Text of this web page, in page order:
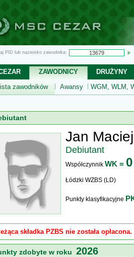
PID lub nazwisko zawodnika:
ZAWODNICY DRUŻYNY
zawodników
Awansy WGM, WLM,
Jan
Debiutant
Współczynnik WK = 0
Łódzki WZBS (LD)
Punkty klasyfikacyjne
składka PZBS nie została opłacona.
zdobyte w roku 2026